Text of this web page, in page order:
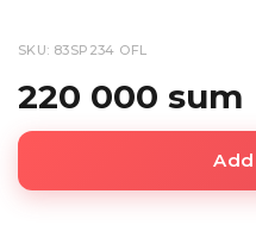
SKU: 83SP234 OFL
220 000 sum